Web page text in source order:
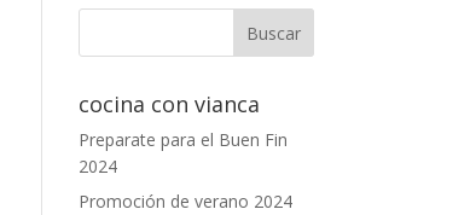
cocina con vianca
Preparate para el Buen Fin
2024
Promoción de verano 2024